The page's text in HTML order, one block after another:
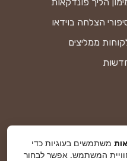
הצלחה בוידאו
ממליצים
משתמשים בעוגיות כדי
המשתמש. אפשר לבחור